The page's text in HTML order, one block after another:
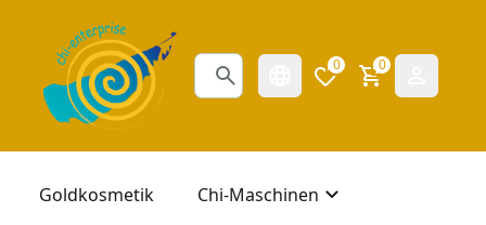
0 0
Goldkosmetik
Chi-Maschinen